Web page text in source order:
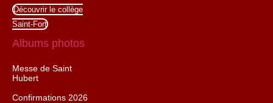
Découvrir le collège
Saint-Fort
Albums photos
Messe de Saint
Hubert
Confirmations 2026